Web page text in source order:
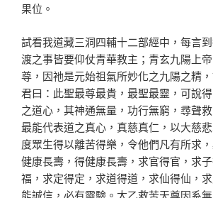
果位。
試看我道藏三洞四輔十二部經中，每言
渡之事皆要仰仗青華教主；青玄九陽上
尊，因祂是元始祖氣所妙化之九陽之精
君曰：此聖最尊最貴，最聖最靈，可說
之道心，其神通無量，功行無窮，尋聲
最能代表道之真心，真慈真仁，以大慈
度眾生得以離苦得樂，令他們凡有所求
健康長壽，得健康長壽，求官得官，求
福，求定得定，求道得道，求仙得仙，
能誠信，必有靈驗。太乙救苦天尊因系